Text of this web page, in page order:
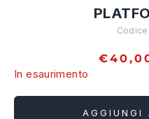
Codice:
In esaurimento
AGGIUNGI